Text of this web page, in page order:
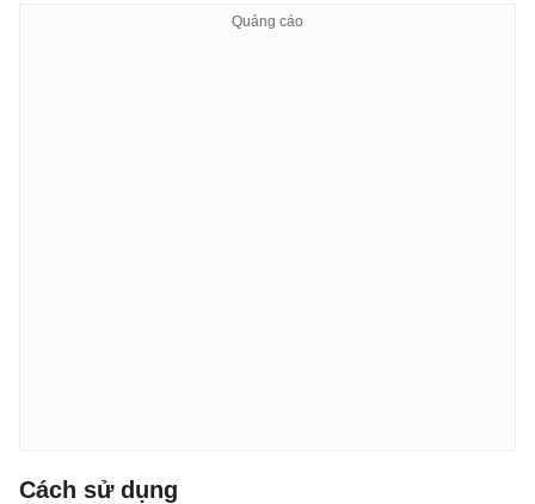
Cách sử dụng